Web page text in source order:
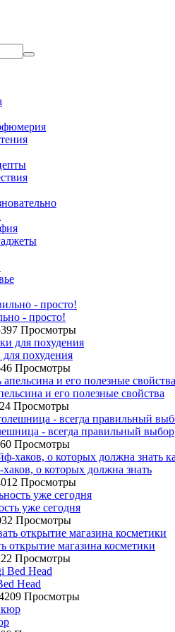
- просто!
Просмотры
похудения
Просмотры
и его полезные свойства
Просмотры
- всегда правильный выбор
Просмотры
о которых должна знать
Просмотры
уже сегодня
Просмотры
открытие магазина косметики
Просмотры
Head
Просмотры